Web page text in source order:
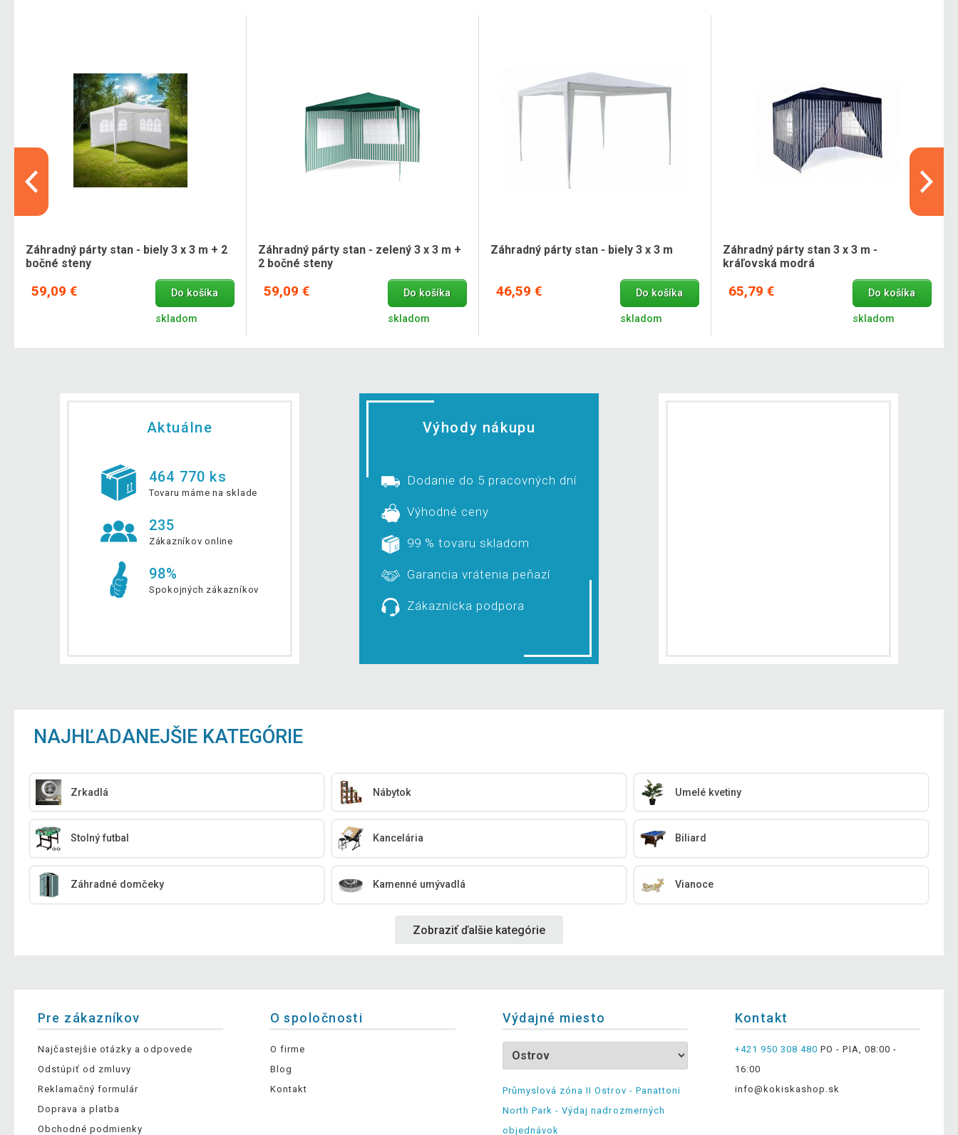
Záhradný párty stan - biely 3 x 3 m + 2
bočné steny
59,09 € Do košíka
skladom
Záhradný párty stan - zelený 3 x 3 m +
2 bočné steny
59,09 € Do košíka
skladom
Záhradný párty stan - biely 3 x 3 m
46,59 € Do košíka
skladom
Záhradný párty stan 3 x 3 m -
kráľovská modrá
65,79 € Do košíka
skladom
Aktuálne
464 770 ks
Tovaru máme na sklade
235
Zákazníkov online
98%
Spokojných zákazníkov
Výhody nákupu
Dodanie do 5 pracovných dní
Výhodné ceny
99 % tovaru skladom
Garancia vrátenia peňazí
Zákaznícka podpora
NAJHĽADANEJŠIE KATEGÓRIE
Zrkadlá Nábytok Umelé kvetiny
Stolný futbal Kancelária Biliard
Záhradné domčeky Kamenné umývadlá Vianoce
Zobraziť ďalšie kategórie
Pre zákazníkov
Najčastejšie otázky a odpovede
Odstúpiť od zmluvy
Reklamačný formulár
Doprava a platba
Obchodné podmienky
O spoločnosti
O firme
Blog
Kontakt
Výdajné miesto
Průmyslová zóna II Ostrov - Panattoni
North Park - Výdaj nadrozmerných
objednávok
Kontakt
+421 950 308 480 PO - PIA, 08:00 -
16:00
info@kokiskashop.sk